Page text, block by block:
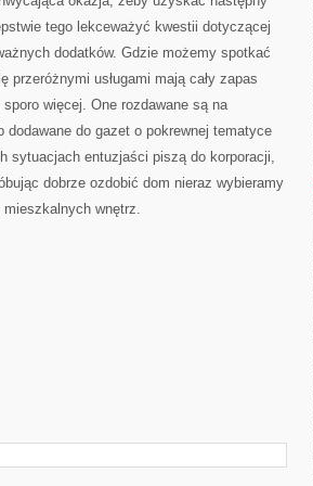
tego lekceważyć kwestii dotyczącej
dodatków. Gdzie możemy spotkać
usługami mają cały zapas
więcej. One rozdawane są na
dodawane do gazet o pokrewnej tematyce
sytuacjach entuzjaści piszą do korporacji,
dobrze ozdobić dom nieraz wybieramy
wnętrz.